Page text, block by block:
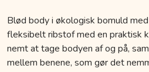
Blød body i økologisk bomuld
fleksibelt ribstof med en praktisk
nemt at tage bodyen af og på,
mellem benene, som gør det